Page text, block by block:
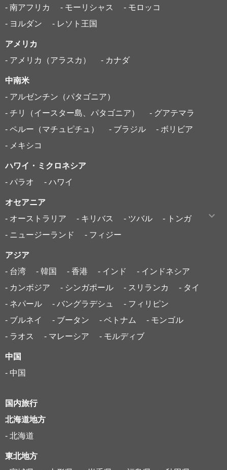
- 南アフリカ
- モーリシャス
- モロッコ
- ヨルダン
- レソト王国
アメリカ
- アメリカ（アラスカ）
- カナダ
中南米
- アルゼンチン（パタゴニア）
- チリ（イースター島、パタゴニア）
- グアテマラ
- ペルー（マチュピチュ）
- ブラジル
- ボリビア
- メキシコ
ハワイ・ミクロネシア
- パラオ
- ハワイ
オセアニア
- オーストラリア
- キリバス - ツバル
- トンガ
- ニュージーランド
- フィジー
アジア
- 台湾
- 韓国 - 香港 - インド
- インドネシア
- カンボジア
- シンガポール - スリランカ
- タイ
- ネパール
- バングラデシュ
- フィリピン
- ブルネイ
- ブータン - ベトナム
- モンゴル
- ラオス
- マレーシア - モルディブ
中国
- 中国
国内旅行
北海道地方
- 北海道
東北地方